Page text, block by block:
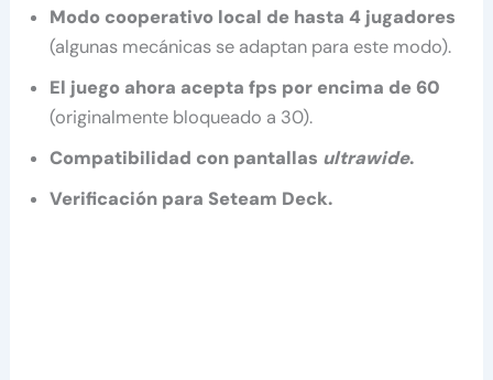
Modo cooperativo local de hasta 4 jugadores
(algunas mecánicas se adaptan para este modo).
El juego ahora acepta fps por encima de 60
(originalmente bloqueado a 30).
Compatibilidad con pantallas ultrawide.
Verificación para Seteam Deck.